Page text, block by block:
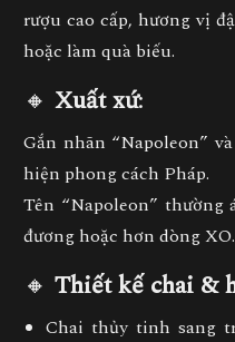
rượu cao cấp, hương vị
hoặc làm quà biếu.
🔸 Xuất xứ:
Gắn nhãn “Napoleon”
hiện phong cách Pháp.
Tên “Napoleon”
đương hoặc hơn dòngXO.
🔸 Thiết kế chai &
Chai thủy tinh sang